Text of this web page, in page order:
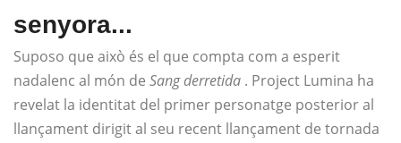
senyora...
Suposo que això és el que compta com a esperit
nadalenc al món de Sang derretida . Project Lumina ha
revelat la identitat del primer personatge posterior al
llançament dirigit al seu recent llançament de tornada